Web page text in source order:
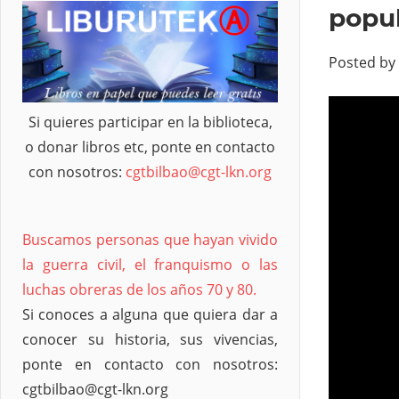
Posted by
Si quieres participar en la biblioteca,
o donar libros etc, ponte en contacto
con nosotros: cgtbilbao@cgt-lkn.org
Buscamos personas que hayan vivido
la guerra civil, el franquismo o las
luchas obreras de los años 70 y 80.
Si conoces a alguna que quiera dar a
conocer su historia, sus vivencias,
ponte en contacto con nosotros:
cgtbilbao@cgt-lkn.org